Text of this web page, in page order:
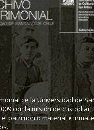
de la Universidad de
con la misión de
patrimonio material e